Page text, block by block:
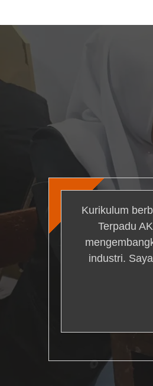
Kurikulum
Terpadu
industri.